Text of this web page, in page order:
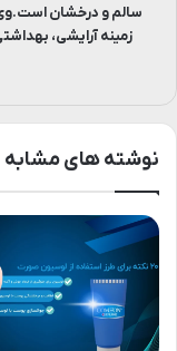
سالم و درخشان است.وی
زمینه آرایشی،
نوشته های مشابه